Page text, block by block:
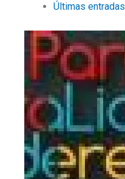
Últimas entradas